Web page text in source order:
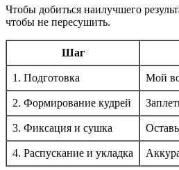
Чтобы добиться наилучшего
чтобы не пересушить.
Шаг
1. Подготовка Мой
2. Формирование кудрей
3. Фиксация и сушка
4. Распускание и укладка